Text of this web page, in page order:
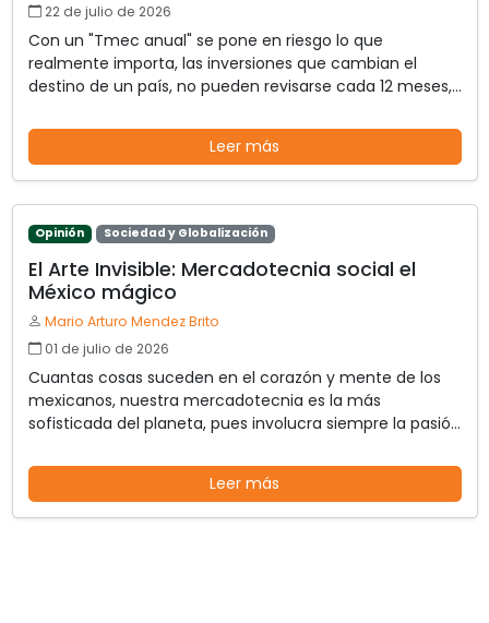
22 de julio de 2026
Con un "Tmec anual" se pone en riesgo lo que
realmente importa, las inversiones que cambian el
destino de un país, no pueden revisarse cada 12 meses,
crecimiento económico.
Leer más
Opinión Sociedad y Globalización
El Arte Invisible: Mercadotecnia social el
México mágico
Mario Arturo Mendez Brito
01 de julio de 2026
Cuantas cosas suceden en el corazón y mente de los
mexicanos, nuestra mercadotecnia es la más
sofisticada del planeta, pues involucra siempre la pasión
Leer más